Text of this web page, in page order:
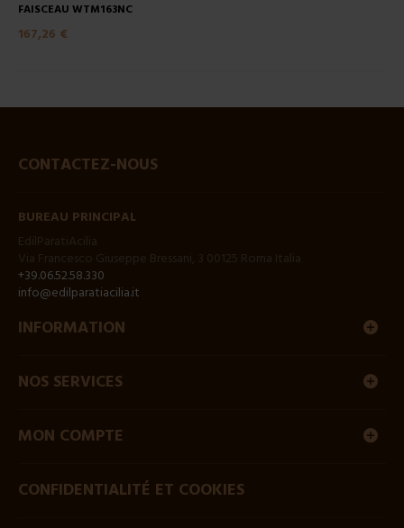
FAISCEAU WTM163NC
167,26 €
CONTACTEZ-NOUS
BUREAU PRINCIPAL
+39.06.52.58.330
info@edilparatiacilia.it
INFORMATION
NOS SERVICES
MON COMPTE
CONFIDENTIALITÉ ET COOKIES